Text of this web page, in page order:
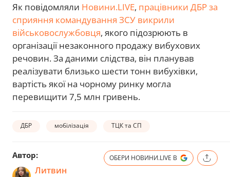
Як повідомляли Новини.LIVE, працівники ДБР за
сприяння командування ЗСУ викрили
військовослужбовця, якого підозрюють в
організації незаконного продажу вибухових
речовин. За даними слідства, він планував
реалізувати близько шести тонн вибухівки,
вартість якої на чорному ринку могла
перевищити 7,5 млн гривень.
ДБР мобілізація ТЦК та СП
Автор:
Литвин
ОБЕРИ НОВИНИ.LIVE В